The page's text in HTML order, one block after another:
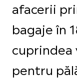
afacerii
bagaje în
cuprindea
pentru